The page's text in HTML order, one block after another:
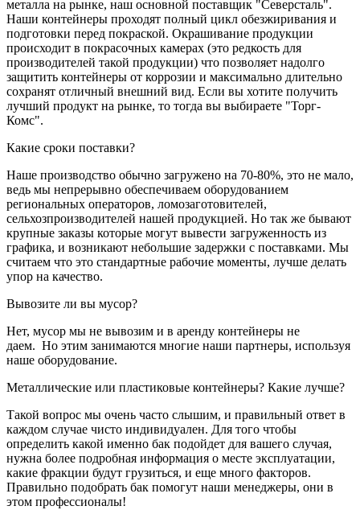
металла на рынке, наш основной поставщик "Северсталь".
Наши контейнеры проходят полный цикл обезжиривания и
подготовки перед покраской. Окрашивание продукции
происходит в покрасочных камерах (это редкость для
производителей такой продукции) что позволяет надолго
защитить контейнеры от коррозии и максимально длительно
сохранят отличный внешний вид. Если вы хотите получить
лучший продукт на рынке, то тогда вы выбираете "Торг-
Комс".
Какие сроки поставки?
Наше производство обычно загружено на 70-80%, это не мало,
ведь мы непрерывно обеспечиваем оборудованием
региональных операторов, ломозаготовителей,
сельхозпроизводителей нашей продукцией. Но так же бывают
крупные заказы которые могут вывести загруженность из
графика, и возникают небольшие задержки с поставками. Мы
считаем что это стандартные рабочие моменты, лучше делать
упор на качество.
Вывозите ли вы мусор?
Нет, мусор мы не вывозим и в аренду контейнеры не
даем. Но этим занимаются многие наши партнеры, используя
наше оборудование.
Металлические или пластиковые контейнеры? Какие лучше?
Такой вопрос мы очень часто слышим, и правильный ответ в
каждом случае чисто индивидуален. Для того чтобы
определить какой именно бак подойдет для вашего случая,
нужна более подробная информация о месте эксплуатации,
какие фракции будут грузиться, и еще много факторов.
Правильно подобрать бак помогут наши менеджеры, они в
этом профессионалы!